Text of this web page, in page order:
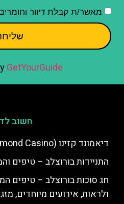
מאשר/ת קבלת דיוור
GetYourGuide
חשוב
דיאמונד קזינו (Diamond Casino) ורוצלב
התניידות בורוצלב – טיפים
חג סוכות בורוצלב – טיפים
ולראות, אירועים מיוחדים, מזג